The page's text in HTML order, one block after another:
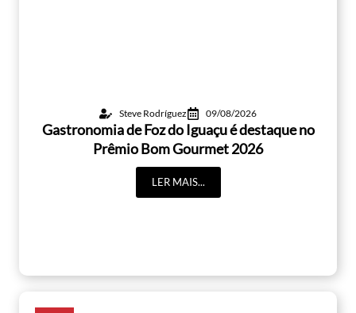
Steve Rodríguez 09/08/2026
Gastronomia de Foz do Iguaçu é destaque no
Prêmio Bom Gourmet 2026
LER MAIS...